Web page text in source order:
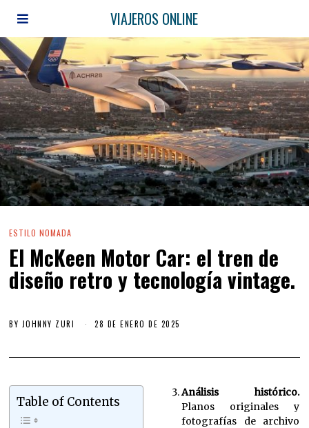
VIAJEROS ONLINE
ESTILO NOMADA
El McKeen Motor Car: el tren de
diseño retro y tecnología vintage.
BY JOHNNY ZURI 28 DE ENERO DE 2025
Table of Contents
Análisis histórico.
Planos originales y
fotografías de archivo